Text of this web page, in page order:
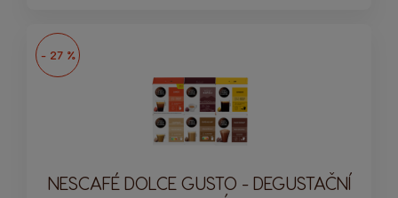
- 27 %
NESCAFÉ DOLCE GUSTO - DEGUSTAČNÍ